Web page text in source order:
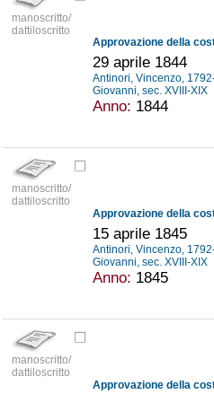
manoscritto/
dattiloscritto
29 aprile 1844
Antinori, Vincenzo,
Giovanni, sec. XVIII-XIX
Anno: 1844
manoscritto/
dattiloscritto
15 aprile 1845
Antinori, Vincenzo,
Giovanni, sec. XVIII-XIX
Anno: 1845
manoscritto/
dattiloscritto